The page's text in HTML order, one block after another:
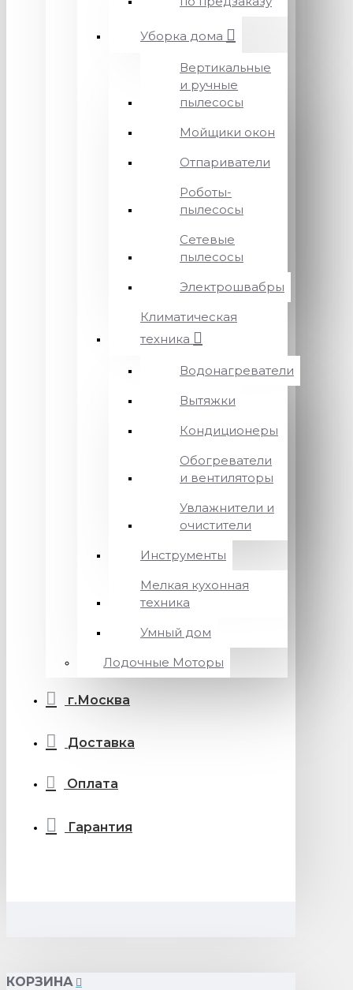
Уборка дома
Вертикальные
и ручные
пылесосы
Мойщики окон
Отпариватели
Роботы-
пылесосы
Сетевые
пылесосы
Электрошвабры
Климатическая
техника
Водонагреватели
Вытяжки
Кондиционеры
Обогреватели
и вентиляторы
Увлажнители и
очистители
Инструменты
Мелкая кухонная
техника
Умный дом
Лодочные Моторы
г.Москва
Доставка
Оплата
Гарантия
КОРЗИНА